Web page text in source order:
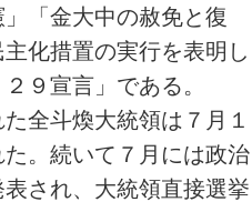
「金大中の赦免と復
化措置の実行を表明し
９宣言」である。
全斗煥大統領は７月１
。続いて７月には政治
され、大統領直接選挙